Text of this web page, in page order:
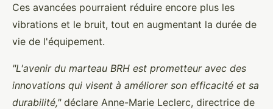
Ces avancées pourraient réduire encore plus les
vibrations et le bruit, tout en augmentant la durée de
vie de l'équipement.
"L'avenir du marteau BRH est prometteur avec des
innovations qui visent à améliorer son efficacité et sa
durabilité,"déclare Anne-Marie Leclerc, directrice de